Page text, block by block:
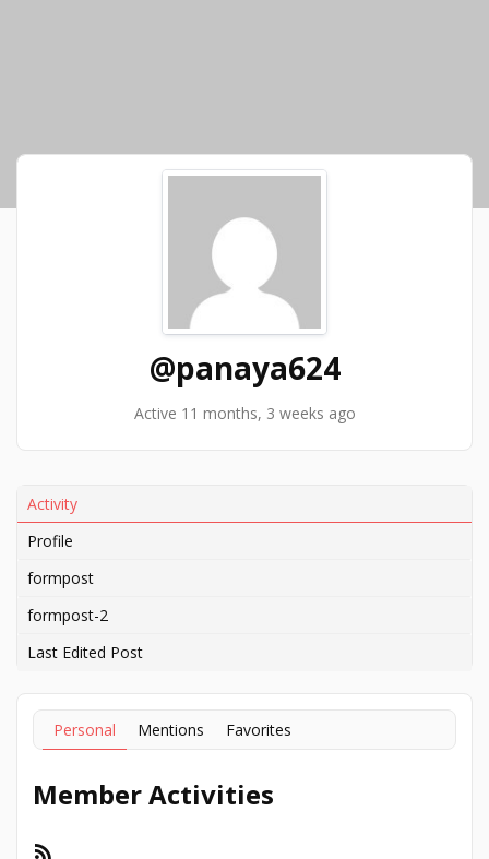
@panaya624
Active 11 months, 3 weeks ago
Activity
Profile
formpost
formpost-2
Last Edited Post
Personal Mentions Favorites
Member Activities